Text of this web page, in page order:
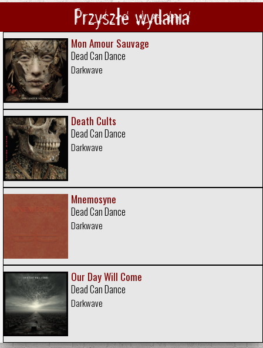
Przyszłe wydania
Mon Amour Sauvage
Dead Can Dance
Darkwave
Death Cults
Dead Can Dance
Darkwave
Mnemosyne
Dead Can Dance
Darkwave
Our Day Will Come
Dead Can Dance
Darkwave